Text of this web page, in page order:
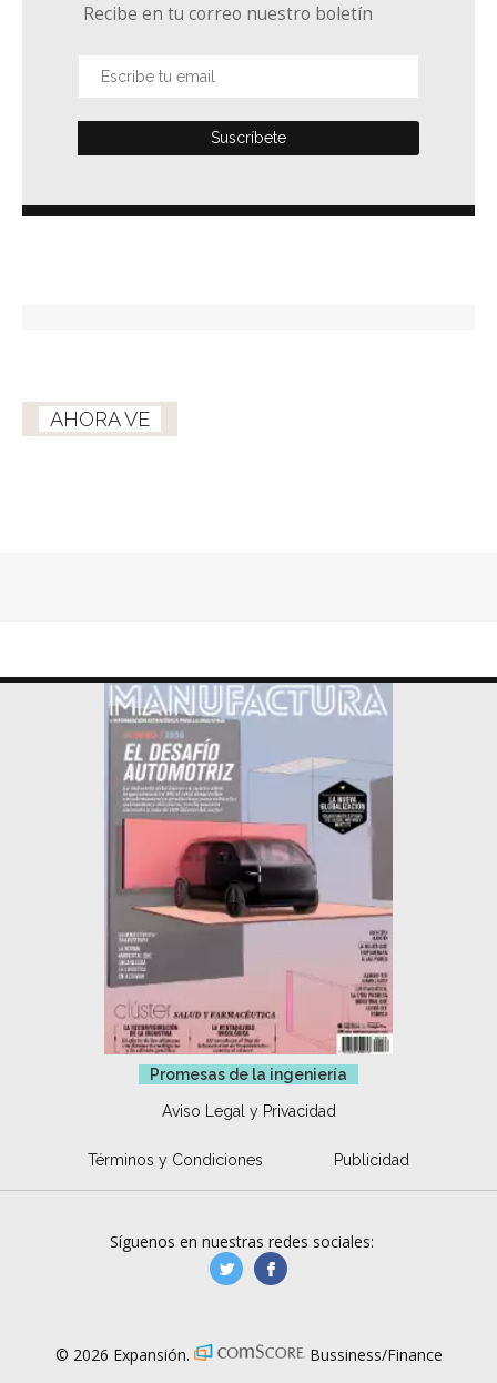
Recibe en tu correo nuestro boletín
AHORA VE
Promesas de la ingeniería
Aviso Legal y Privacidad
Términos y Condiciones Publicidad
Síguenos en nuestras redes sociales:
manufacturaGE
© 2026 Expansión. Bussiness/Finance